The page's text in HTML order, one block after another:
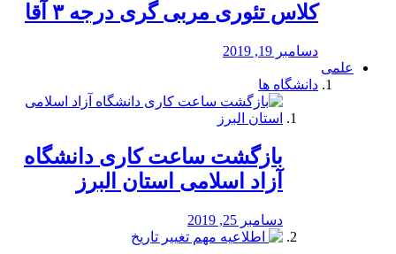
کلاس تئوری مربی گری درجه ۳ آقا
دسامبر 19, 2019
علمی
دانشگاه ها
بازگشت ساعت کاری دانشگاه
آزاد اسلامی استان البرز
دسامبر 25, 2019